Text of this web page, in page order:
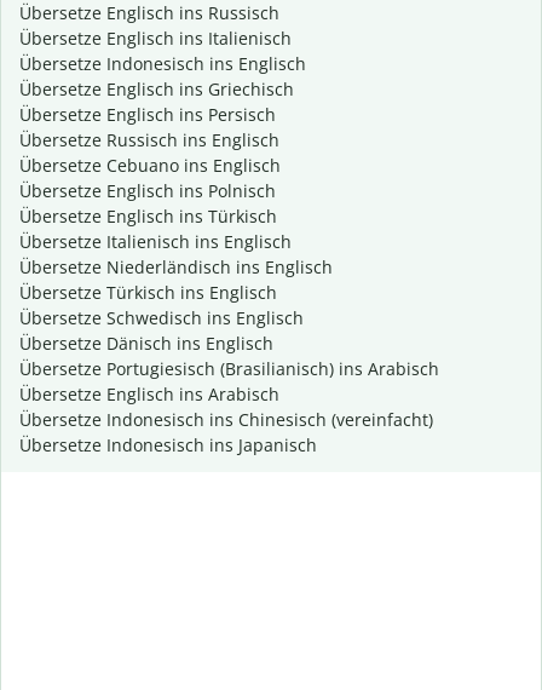
Übersetze Englisch ins Russisch
Übersetze Englisch ins Italienisch
Übersetze Indonesisch ins Englisch
Übersetze Englisch ins Griechisch
Übersetze Englisch ins Persisch
Übersetze Russisch ins Englisch
Übersetze Cebuano ins Englisch
Übersetze Englisch ins Polnisch
Übersetze Englisch ins Türkisch
Übersetze Italienisch ins Englisch
Übersetze Niederländisch ins Englisch
Übersetze Türkisch ins Englisch
Übersetze Schwedisch ins Englisch
Übersetze Dänisch ins Englisch
Übersetze Portugiesisch (Brasilianisch) ins Arabisch
Übersetze Englisch ins Arabisch
Übersetze Indonesisch ins Chinesisch (vereinfacht)
Übersetze Indonesisch ins Japanisch